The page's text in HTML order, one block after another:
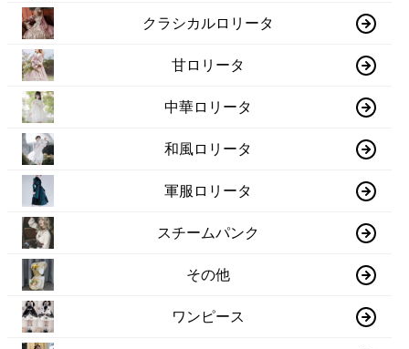
クラシカルロリータ
甘ロリータ
中華ロリータ
和風ロリータ
軍服ロリータ
スチームパンク
その他
ワンピース